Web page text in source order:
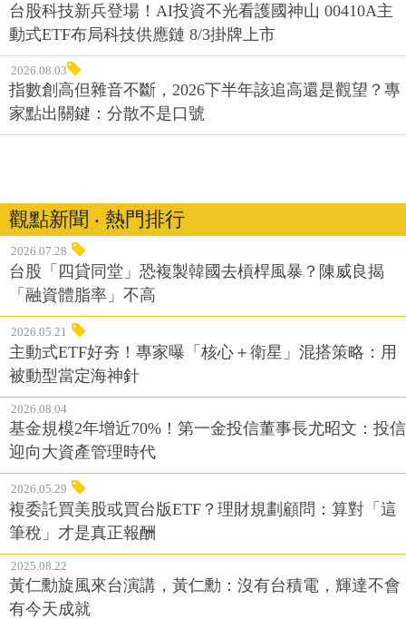
台股科技新兵登場！AI投資不光看護國神山 00410A主
動式ETF布局科技供應鏈 8/3掛牌上市
2026.08.03
指數創高但雜音不斷，2026下半年該追高還是觀望？專
家點出關鍵：分散不是口號
觀點新聞 ‧ 熱門排行
2026.07.28
台股「四貸同堂」恐複製韓國去槓桿風暴？陳威良揭
「融資體脂率」不高
2026.05.21
主動式ETF好夯！專家曝「核心＋衛星」混搭策略：用
被動型當定海神針
2026.08.04
基金規模2年增近70%！第一金投信董事長尤昭文：投信
迎向大資產管理時代
2026.05.29
複委託買美股或買台版ETF？理財規劃顧問：算對「這
筆稅」才是真正報酬
2025.08.22
黃仁勳旋風來台演講，黃仁勳：沒有台積電，輝達不會
有今天成就